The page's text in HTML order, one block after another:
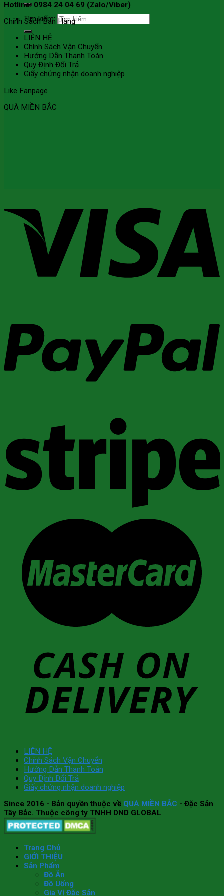
Tìm kiếm:
Hotline: 0984 24 04 69 (Zalo/Viber)
Chính Sách Bán Hàng
LIÊN HỆ
Chính Sách Vận Chuyển
Hướng Dẫn Thanh Toán
Quy Định Đổi Trả
Giấy chứng nhận doanh nghiệp
Like Fanpage
QUÀ MIỀN BẮC
LIÊN HỆ
Chính Sách Vận Chuyển
Hướng Dẫn Thanh Toán
Quy Định Đổi Trả
Giấy chứng nhận doanh nghiệp
Since 2016 - Bản quyền thuộc về QUÀ MIỀN BẮC - Đặc Sản
Tây Bắc. Thuộc công ty TNHH DND GLOBAL
Trang Chủ
GIỚI THIỆU
Sản Phẩm
Đồ Ăn
Đồ Uống
Gia Vị Đặc Sản